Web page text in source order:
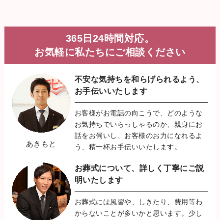
365日24時間対応。
お気軽に私たちにご相談ください
あきもと
不安な気持ちを和らげられるよう、
お手伝いいたします
お客様がお電話の向こうで、どのような
お気持ちでいらっしゃるのか、親身にお
話をお伺いし、お客様のお力になれるよ
う、精一杯お手伝いいたします。
お葬式について、詳しく丁寧に ご説
明いたします
お葬式には風習や、しきたり、費用等わ
からないことが多いかと思います。少し